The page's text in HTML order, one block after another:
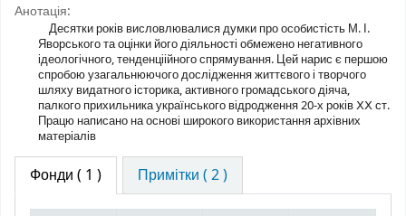
Анотація:
Десятки років висловлювалися думки про особистість М. І.
Яворського та оцінки його діяльності обмежено негативного
ідеологічного, тенденціійного спрямування. Цей нарис є першою
спробою узагальнюючого дослідження життєвого і творчого
шляху видатного історика, активного громадського діяча,
палкого прихильника українського відродження 20-х років ⅩⅩ ст.
Працю написано на основі широкого використання архівних
матеріалів
Фонди ( 1 ) Примітки ( 2 )